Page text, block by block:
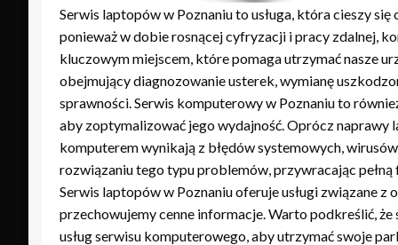
Serwis laptopów w Poznaniu to usługa, która cieszy
ponieważ w dobie rosnącej cyfryzacji i pracy zdalnej,
kluczowym miejscem, które pomaga utrzymać nasze
obejmujący diagnozowanie usterek, wymianę
sprawności. Serwis komputerowy w Poznaniu to
aby zoptymalizować jego wydajność. Oprócz naprawy
komputerem wynikają z błędów systemowych,
rozwiązaniu tego typu problemów, przywracając pełną
Serwis laptopów w Poznaniu oferuje usługi związane
przechowujemy cenne informacje. Warto podkreślić,
usług serwisu komputerowego, aby utrzymać swoje